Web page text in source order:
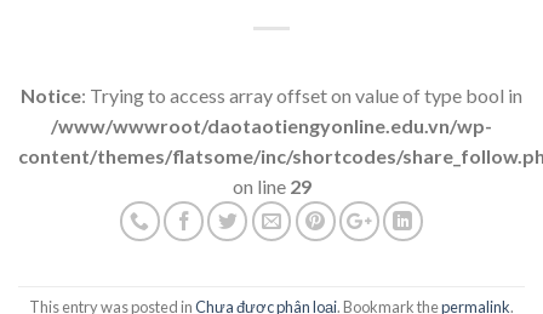
Notice: Trying to access array offset on value of type bool in
/www/wwwroot/daotaotiengyonline.edu.vn/wp-
content/themes/flatsome/inc/shortcodes/
on line 29
This entry was posted inChưa được phân loại. Bookmark thepermalink.